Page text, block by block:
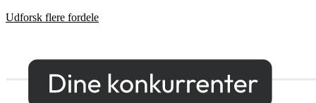
Udforsk flere fordele